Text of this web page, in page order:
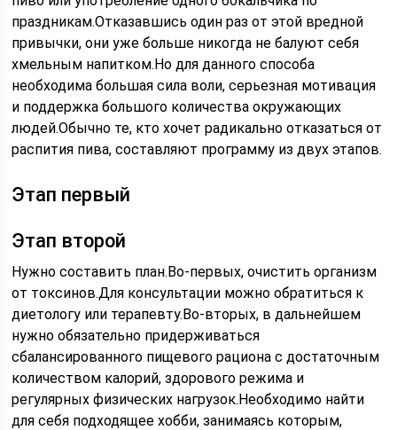
праздникам.Отказавшись один раз от этой вредной
привычки, они уже больше никогда не балуют себя
хмельным напитком.Но для данного способа
необходима большая сила воли, серьезная мотивация
и поддержка большого количества окружающих
людей.Обычно те, кто хочет радикально отказаться от
распития пива, составляют программу из двух этапов.
Этап первый
Этап второй
Нужно составить план.Во-первых, очистить организм
от токсинов.Для консультации можно обратиться к
диетологу или терапевту.Во-вторых, в дальнейшем
нужно обязательно придерживаться
сбалансированного пищевого рациона с достаточным
количеством калорий, здорового режима и
регулярных физических нагрузок.Необходимо найти
для себя подходящее хобби, занимаясь которым,